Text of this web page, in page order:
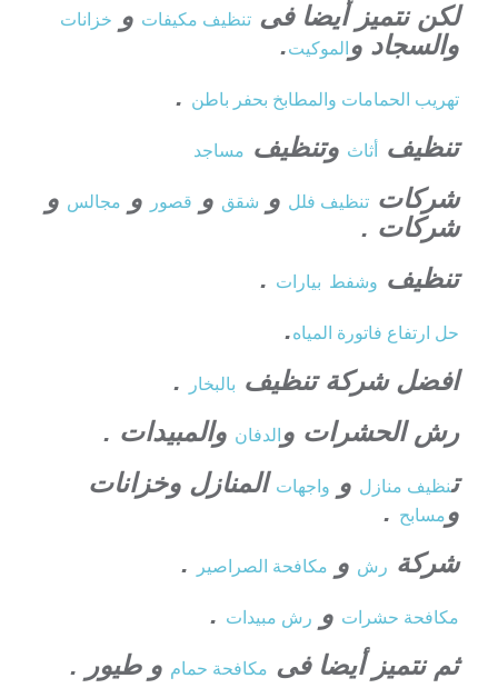
لكن نتميز أيضا فى تنظيف مكيفات و خزانات
والسجاد والموكيت.
تهريب الحمامات والمطابخ بحفر باطن .
تنظيف أثاث وتنظيف مساجد
شركات تنظيف فلل و شقق و قصور و مجالس و
شركات .
تنظيف وشفط بيارات .
حل ارتفاع فاتورة المياه.
افضل شركة تنظيف بالبخار
.
رش الحشرات والدفان والمبيدات .
تنظيف منازل و واجهات المنازل وخزانات
ومسابح .
شركة رش و مكافحة الصراصير .
مكافحة حشرات و رش مبيدات .
ثم نتميز أيضا فى مكافحة حمام و طيور .